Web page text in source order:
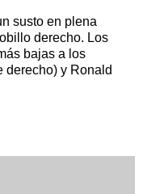
susto en plena
derecho. Los
bajas a los
derecho) y Ronald